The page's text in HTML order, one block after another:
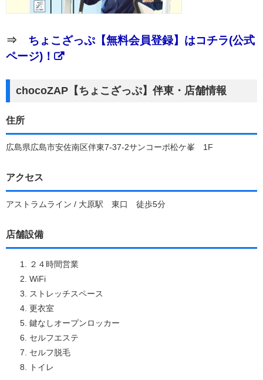
⇒ ちょこざっぷ【無料会員登録】はコチラ(公式
ページ)！
chocoZAP【ちょこざっぷ】伴東・店舗情報
住所
広島県広島市安佐南区伴東7-37-2サンコーポ松ケ峯 1F
アクセス
アストラムライン / 大原駅 東口 徒歩5分
店舗設備
２４時間営業
WiFi
ストレッチスペース
更衣室
鍵なしオープンロッカー
セルフエステ
セルフ脱毛
トイレ